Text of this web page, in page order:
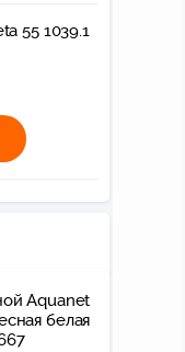
55 1039.1
Aquanet
белая